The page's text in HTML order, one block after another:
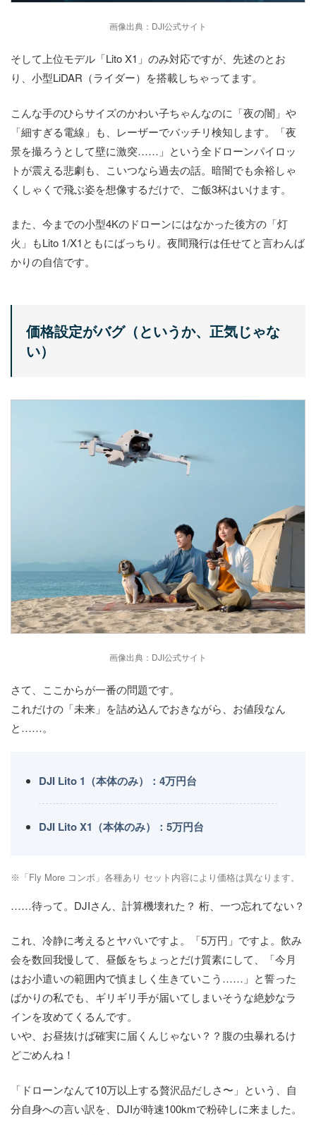
画像出典：DJI公式サイト
そして上位モデル「Lito X1」のみ対応ですが、先述のとお
り、小型LiDAR（ライダー）を搭載しちゃってます。
こんな手のひらサイズのかわい子ちゃんなのに「夜の闇」や
「細すぎる電線」も、レーザーでバッチリ検知します。「夜
景を撮ろうとして壁に激突……」という全ドローンパイロッ
トが震える悲劇も、こいつなら過去の話。暗闇でも余裕しゃ
くしゃくで飛ぶ姿を想像するだけで、ご飯3杯はいけます。
また、今までの小型4Kのドローンにはなかった後方の「灯
火」もLito 1/X1ともにばっちり。夜間飛行は任せてと言わんば
かりの自信です。
価格設定がバグ（というか、正気じゃな
い）
画像出典：DJI公式サイト
さて、ここからが一番の問題です。
これだけの「未来」を詰め込んでおきながら、お値段なん
と……。
DJI Lito 1（本体のみ）：4万円台
DJI Lito X1（本体のみ）：5万円台
「Fly More コンボ」各種あり セット内容により価格は異なります。
……待って。DJIさん、計算機壊れた？ 桁、一つ忘れてない？
これ、冷静に考えるとヤバいですよ。「5万円」ですよ。飲み
会を数回我慢して、昼飯をちょっとだけ質素にして、「今月
はお小遣いの範囲内で慎ましく生きていこう……」と誓った
ばかりの私でも、ギリギリ手が届いてしまいそうな絶妙なラ
インを攻めてくるんです。
いや、お昼抜けば確実に届くんじゃない？？腹の虫暴れるけ
どごめんね！
「ドローンなんて10万以上する贅沢品だしさ〜」という、自
分自身への言い訳を、DJIが時速100kmで粉砕しに来ました。